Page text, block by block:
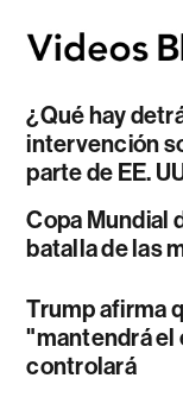
¿Qué hay
intervención
parte de EE.
Copa Mundial
batalla de las
Trump afirma
"mantendrá el
controlará